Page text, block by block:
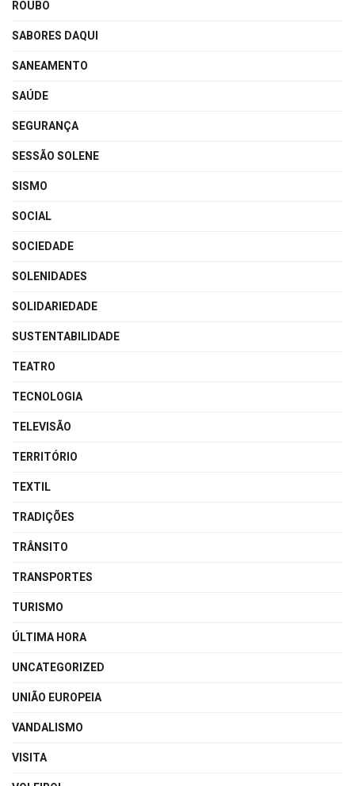
ROUBO
SABORES DAQUI
SANEAMENTO
SAÚDE
SEGURANÇA
SESSÃO SOLENE
SISMO
SOCIAL
SOCIEDADE
SOLENIDADES
SOLIDARIEDADE
SUSTENTABILIDADE
TEATRO
TECNOLOGIA
TELEVISÃO
TERRITÓRIO
TEXTIL
TRADIÇÕES
TRÂNSITO
TRANSPORTES
TURISMO
ÚLTIMA HORA
UNCATEGORIZED
UNIÃO EUROPEIA
VANDALISMO
VISITA